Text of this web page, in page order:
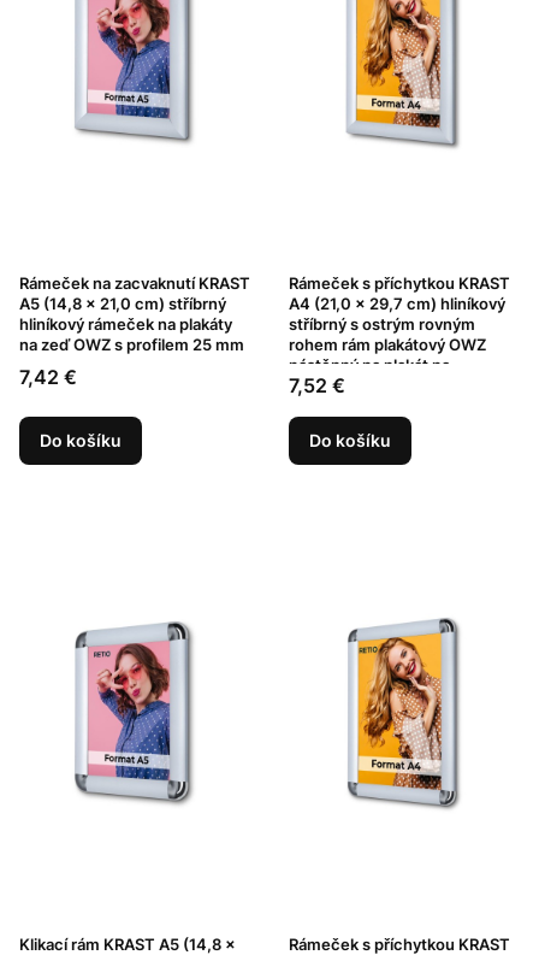
Rámeček na zacvaknutí KRAST
A5 (14,8 x 21,0 cm) stříbrný
hliníkový rámeček na plakáty
na zeď OWZ s profilem 25 mm
Cena
7,42 €
Do košíku
Rámeček s příchytkou KRAST
A4 (21,0 x 29,7 cm) hliníkový
stříbrný s ostrým rovným
rohem rám plakátový OWZ
nástěnný na plakát na
fotografie profil 25 mm
Cena
7,52 €
Do košíku
Klikací rám KRAST A5 (14,8 x
Rámeček s příchytkou KRAST